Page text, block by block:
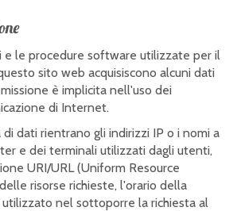
e le procedure software utilizzate per il
sito web acquisiscono alcuni dati
è implicita nell'uso dei
di Internet.
dati rientrano gli indirizzi IP o i nomi a
e dei terminali utilizzati dagli utenti,
URI/URL (Uniform Resource
risorse richieste, l'orario della
nel sottoporre la richiesta al